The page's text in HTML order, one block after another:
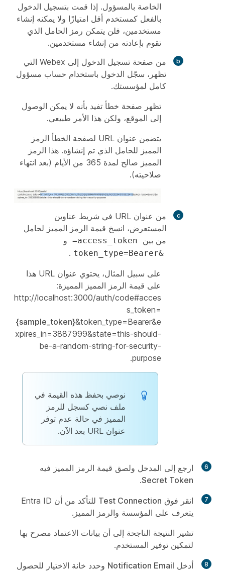
الخاصة بالمسؤول. إذا قمت بتسجيل الدخول
بالفعل كمستخدم أقل امتيازًا ولا يمكنه إنشاء
مستخدمين، فلن يتمكن رمز الحامل الذي
تقوم بإعادته من إنشاء مستخدمين.
من صفحة تسجيل الدخول إلى Webex التي
تظهر، سجّل الدخول باستخدام حساب مسؤول
كامل لمؤسستك.
تظهر صفحة خطأ تفيد بأنه لا يمكن الوصول
إلى الموقع، ولكن هذا الأمر طبيعي.
يتضمن عنوان URL لصفحة الخطأ الرمز
المميز للحامل الذي تم إنشاؤه. هذا الرمز
المميز صالح لمدة 365 من الأيام (بعد انتهاء
صلاحيته).
من عنوان URL في شريط عناوين
المستعرض، انسخ قيمة الرمز المميز لحامل
من بين
access_token= و
&token_type=Bearer
.
على سبيل المثال، يحتوي عنوان URL هذا
على قيمة الرمز المميز المميزة:
http://localhost:3000/auth/code#acces
s_token=
{sample_token}&token_type=Bearer&e
xpires_in=3887999&state=this-should-
be-a-random-string-for-security-
purpose.
نوصي بحفظ هذه القيمة في
ملف نصي كسجل للرمز
المميز في حالة عدم توفر
عنوان URL بعد الآن.
6
ارجع إلى المدخل ولصق قيمة الرمز المميز فيه
Secret Token
.
7 انقر فوق Test Connection
للتأكد من أن Entra ID
يتعرف على المؤسسة والرمز المميز.
تشير النتيجة الناجحة إلى أن بيانات الاعتماد مصرح بها
لتمكين توفير المستخدم.
8 أدخل Notification Email وحدد خانة الاختيار للحصول